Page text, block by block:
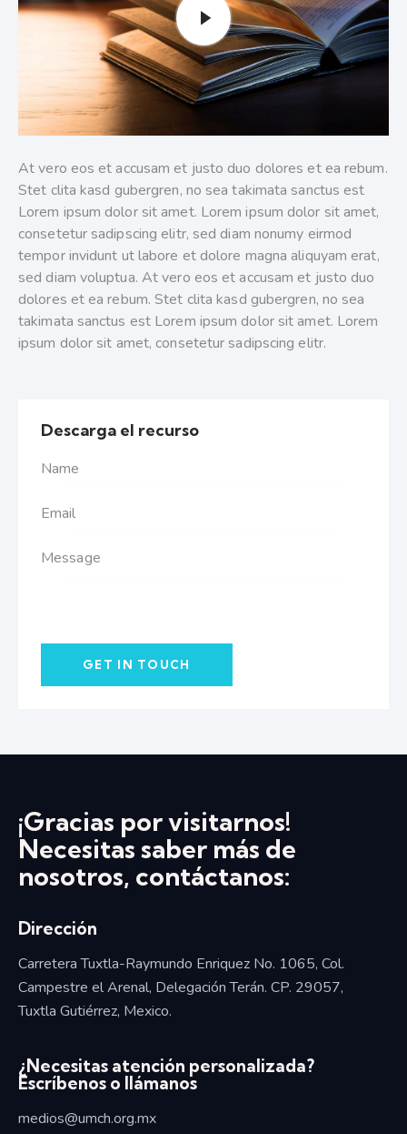
At vero eos et accusam et justo duo dolores et ea rebum.
Stet clita kasd gubergren, no sea takimata sanctus est
Lorem ipsum dolor sit amet. Lorem ipsum dolor sit amet,
consetetur sadipscing elitr, sed diam nonumy eirmod
tempor invidunt ut labore et dolore magna aliquyam erat,
sed diam voluptua. At vero eos et accusam et justo duo
dolores et ea rebum. Stet clita kasd gubergren, no sea
takimata sanctus est Lorem ipsum dolor sit amet. Lorem
ipsum dolor sit amet, consetetur sadipscing elitr.
Descarga el recurso
¡Gracias por visitarnos!
Necesitas saber más de
nosotros, contáctanos:
Dirección
Carretera Tuxtla-Raymundo Enriquez No. 1065, Col.
Campestre el Arenal, Delegación Terán. CP. 29057,
Tuxtla Gutiérrez, Mexico.
¿Necesitas atención personalizada?
Escríbenos o llámanos
medios@umch.org.mx